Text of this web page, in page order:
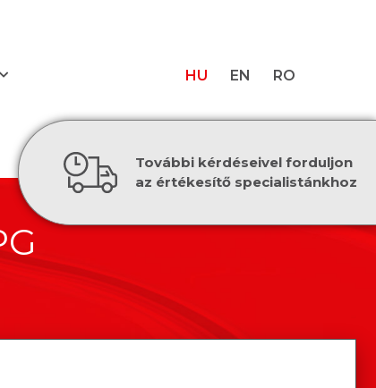
HU EN RO
További kérdéseivel forduljon
az értékesítő specialistánkhoz